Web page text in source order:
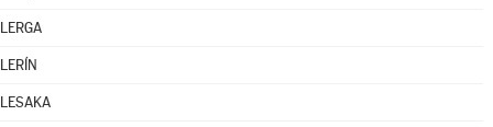
LERGA
LERÍN
LESAKA